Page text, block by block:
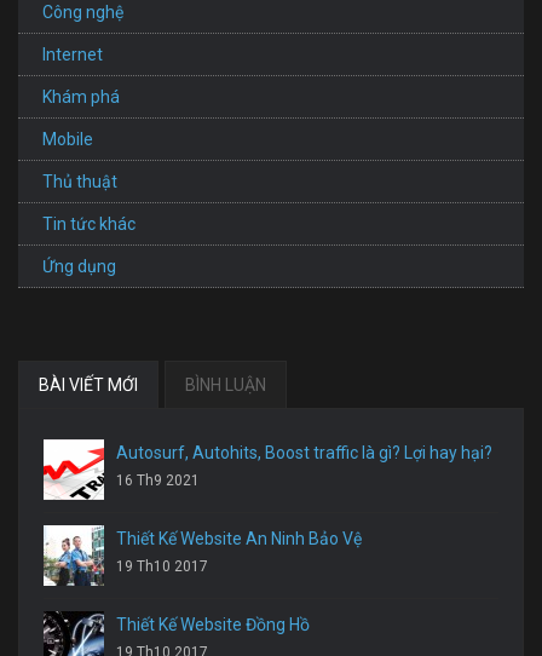
Công nghệ
Internet
Khám phá
Mobile
Thủ thuật
Tin tức khác
Ứng dụng
BÀI VIẾT MỚI BÌNH LUẬN
Autosurf, Autohits, Boost traffic là gì? Lợi hay hại?
16 Th9 2021
Thiết Kế Website An Ninh Bảo Vệ
19 Th10 2017
Thiết Kế Website Đồng Hồ
19 Th10 2017